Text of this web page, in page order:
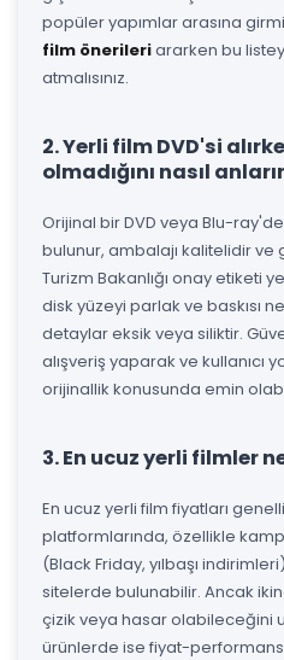
popüler yapımlar arasına
film önerileriararken bu
atmalısınız.
2. Yerli film DVD'si
olmadığını nasıl
Orijinal bir DVD veya Blu-
bulunur, ambalajı kalitelidir ve
Turizm Bakanlığı onay etiketi
disk yüzeyi parlak ve baskısı
detaylar eksik veya siliktir.
alışveriş yaparak ve kullanıcı
orijinallik konusunda emin
3. En ucuz yerli filmler
En ucuz yerli film fiyatları
platformlarında, özellikle
(Black Friday, yılbaşı
sitelerde bulunabilir. Ancak
çizik veya hasar olabileceğini
ürünlerde ise fiyat-performans